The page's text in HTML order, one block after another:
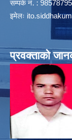
सम्पर्क नं. :
इमेलः
प्रवक्ताको